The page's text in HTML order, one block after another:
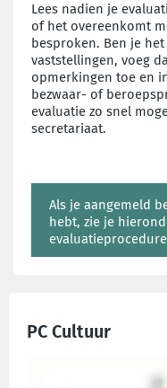
Lees nadien je
of het overeenkomt
besproken. Ben je
vaststellingen, voeg
opmerkingen toe en
bezwaar- of
evaluatie zo snel
secretariaat.
Als je aangemeld
hebt, zie je
PC Cultuur